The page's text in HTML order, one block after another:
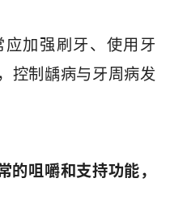
加强刷牙、使用牙
控制龋病与牙周病发
的咀嚼和支持功能，